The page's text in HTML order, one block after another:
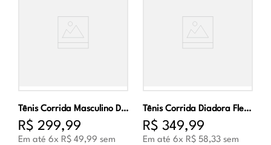
Tênis Corrida Masculino Diadora Colorato Verde e Marinho
R$ 299,99
Em até 6x R$ 49,99 sem
Tênis Corrida Diadora Flex Preto e Dourado Unissex
R$ 349,99
Em até 6x R$ 58,33 sem